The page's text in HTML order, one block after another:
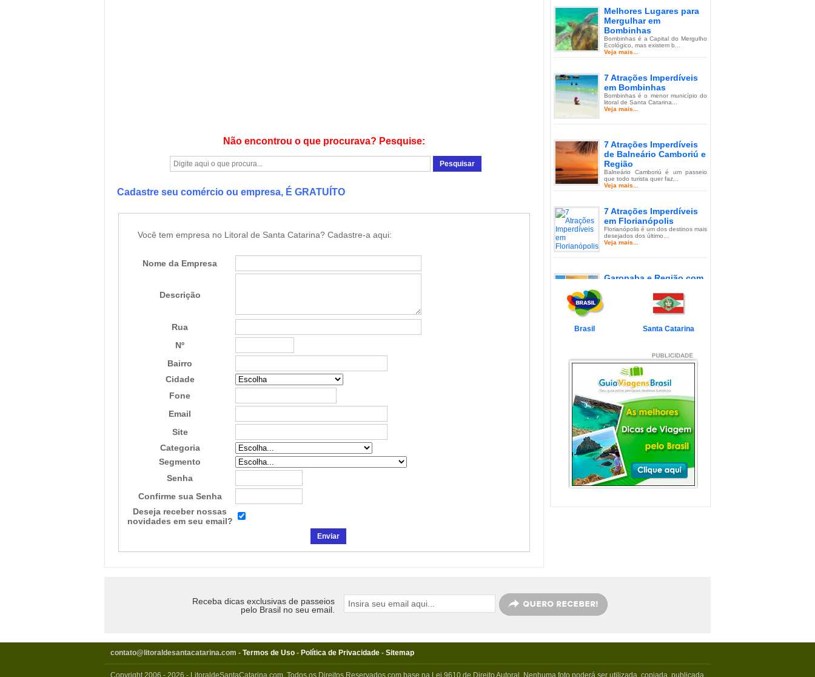
Não encontrou o que procurava? Pesquise:
Cadastre seu comércio ou empresa, É GRATUÍTO
Você tem empresa no Litoral de Santa Catarina? Cadastre-a aqui:
Nome da Empresa
Descrição
Rua
Nº
Bairro
Cidade
Fone
Email
Site
Categoria
Segmento
Senha
Confirme sua Senha
Deseja receber nossas
novidades em seu email?
Melhores Lugares para
Mergulhar em
Bombinhas
Bombinhas é a Capital do Mergulho
Ecológico, mas existem b...
Veja mais...
7 Atrações Imperdíveis
em Bombinhas
Bombinhas é o menor município do
litoral de Santa Catarina...
Veja mais...
7 Atrações Imperdíveis
de Balneário Camboriú e
Região
Balneário Camboriú é um passeio
que todo turista quer faz...
Veja mais...
7 Atrações Imperdíveis
em Florianópolis
Florianópolis é um dos destinos mais
desejados dos último...
Veja mais...
Garopaba e Região com
Garopaba é um município de Santa
Catarina a 80 quilômetro...
Veja mais...
com Crianças
Simplesmente magnífico! Assim
pode ser descrito o Litoral d...
Veja mais...
Balneário Camboriú e
arredores com Crianças
Balneário Camboriú fica em Santa
Catarina, mais especifica...
Veja mais...
Florianópolis com
crianças: as melhores
5 PRAIAS DE FLORIPA
Brasil Santa Catarina
Receba dicas exclusivas de passeios
pelo Brasil no seu email.
contato@litoraldesantacatarina.com - Termos de Uso - Política de Privacidade - Sitemap
Copyright 2006 - 2026 - LitoraldeSantaCatarina.com. Todos os Direitos Reservados com base na Lei 9610 de Direito Autoral. Nenhuma foto poderá ser utilizada, copiada, publicada